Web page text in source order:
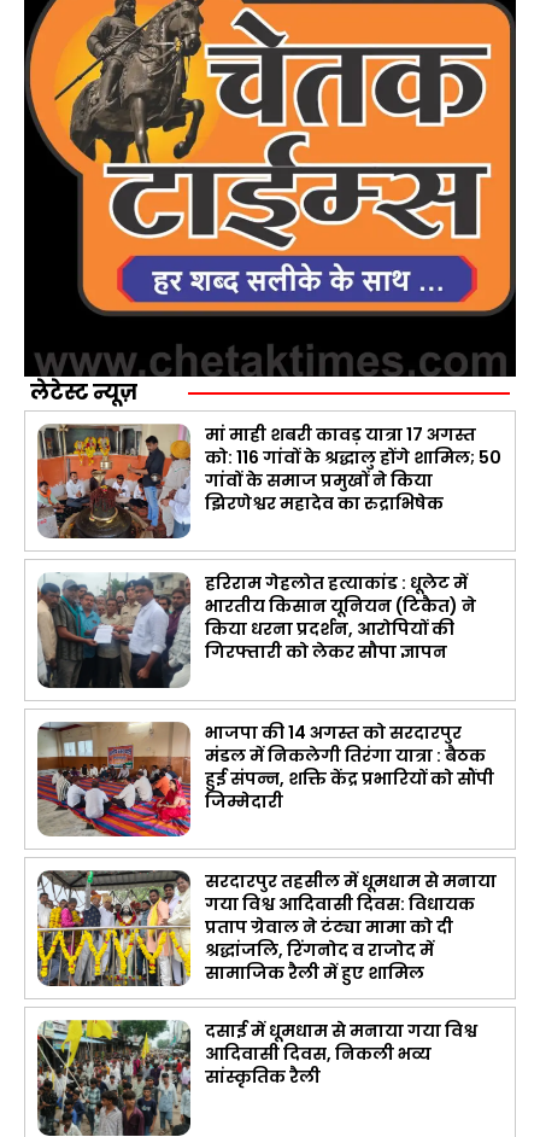
लेटेस्ट न्यूज़
मां माही शबरी कावड़ यात्रा 17 अगस्त
को: 116 गांवों के श्रद्धालु होंगे शामिल; 50
गांवों के समाज प्रमुखों ने किया
झिरणेश्वर महादेव का रुद्राभिषेक
हरिराम गेहलोत हत्याकांड : धूलेट में
भारतीय किसान यूनियन (टिकैत) ने
किया धरना प्रदर्शन, आरोपियों की
गिरफ्तारी को लेकर सौपा ज्ञापन
भाजपा की 14 अगस्त को सरदारपुर
मंडल में निकलेगी तिरंगा यात्रा : बैठक
हुई संपन्न, शक्ति केंद्र प्रभारियों को सौंपी
जिम्मेदारी
सरदारपुर तहसील में धूमधाम से मनाया
गया विश्व आदिवासी दिवस: विधायक
प्रताप ग्रेवाल ने टंट्या मामा को दी
श्रद्धांजलि, रिंगनोद व राजोद में
सामाजिक रैली में हुए शामिल
दसाई में धूमधाम से मनाया गया विश्व
आदिवासी दिवस, निकली भव्य
सांस्कृतिक रैली